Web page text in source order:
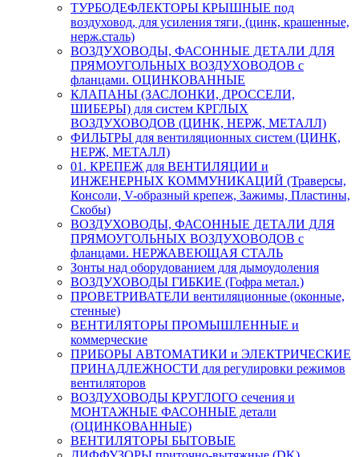
ТУРБОДЕФЛЕКТОРЫ КРЫШНЫЕ под
воздуховод, для усиления тяги, (цинк, крашенные,
нерж.сталь)
ВОЗДУХОВОДЫ, ФАСОННЫЕ ДЕТАЛИ ДЛЯ
ПРЯМОУГОЛЬНЫХ ВОЗДУХОВОДОВ с
фланцами. ОЦИНКОВАННЫЕ
КЛАПАНЫ (ЗАСЛОНКИ, ДРОССЕЛИ,
ШИБЕРЫ) для систем КРГЛЫХ
ВОЗДУХОВОДОВ (ЦИНК, НЕРЖ, МЕТАЛЛ)
ФИЛЬТРЫ для вентиляционных систем (ЦИНК,
НЕРЖ, МЕТАЛЛ)
01. КРЕПЕЖ для ВЕНТИЛЯЦИИ и
ИНЖЕНЕРНЫХ КОММУНИКАЦИЙ (Траверсы,
Консоли, V-образный крепеж, Зажимы, Пластины,
Скобы)
ВОЗДУХОВОДЫ, ФАСОННЫЕ ДЕТАЛИ ДЛЯ
ПРЯМОУГОЛЬНЫХ ВОЗДУХОВОДОВ с
фланцами. НЕРЖАВЕЮЩАЯ СТАЛЬ
Зонты над оборудованием для дымоудоления
ВОЗДУХОВОДЫ ГИБКИЕ (Гофра метал.)
ПРОВЕТРИВАТЕЛИ вентиляционные (оконные,
стенные)
ВЕНТИЛЯТОРЫ ПРОМЫШЛЕННЫЕ и
коммерческие
ПРИБОРЫ АВТОМАТИКИ и ЭЛЕКТРИЧЕСКИЕ
ПРИНАДЛЕЖНОСТИ для регулировки режимов
вентиляторов
ВОЗДУХОВОДЫ КРУГЛОГО сечения и
МОНТАЖНЫЕ ФАСОННЫЕ детали
(ОЦИНКОВАННЫЕ)
ВЕНТИЛЯТОРЫ БЫТОВЫЕ